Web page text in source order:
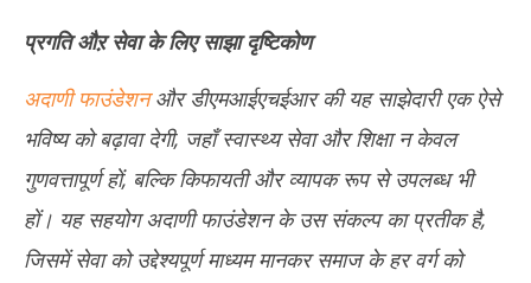
प्रगति औऱ सेवा के लिए साझा दृष्टिकोण
अदाणी फाउंडेशनऔर डीएमआईएचईआर की यह साझेदारी एक ऐसे
भविष्य को बढ़ावा देगी, जहाँ स्वास्थ्य सेवा और शिक्षा न केवल
गुणवत्तापूर्ण हों, बल्कि किफायती और व्यापक रूप से उपलब्ध भी
हों। यह सहयोग अदाणी फाउंडेशन के उस संकल्प का प्रतीक है,
जिसमें सेवा को उद्देश्यपूर्ण माध्यम मानकर समाज के हर वर्ग को